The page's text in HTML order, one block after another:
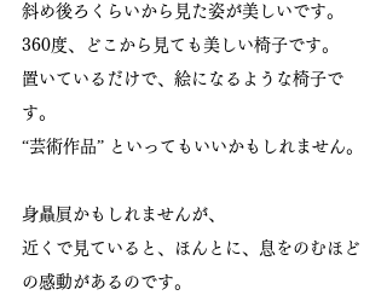
斜め後ろくらいから見た姿が美しいです。
360度、どこから見ても美しい椅子です。
置いているだけで、絵になるような椅子で
す。
“芸術作品” といってもいいかもしれません。
身贔屓かもしれませんが、
近くで見ていると、ほんとに、息をのむほど
の感動があるのです。